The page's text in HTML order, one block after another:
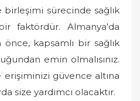
birleşimi sürecinde sağlık
faktördür. Almanya'da
kapsamlı bir sağlık
emin olmalısınız.
erişiminizi güvence altına
size yardımcı olacaktır.